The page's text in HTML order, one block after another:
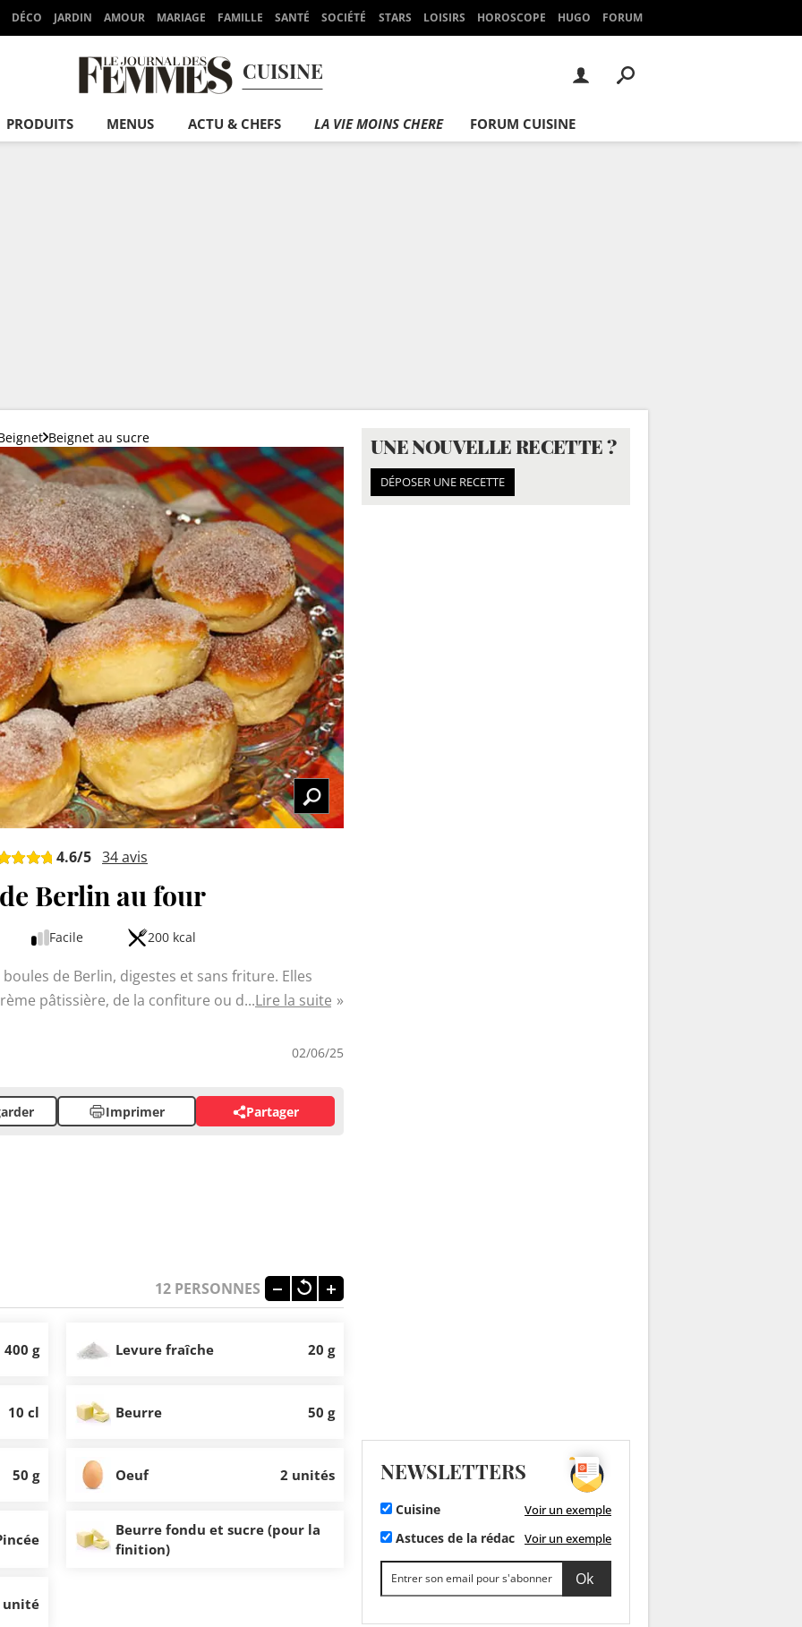
DÉCO JARDIN AMOUR MARIAGE FAMILLE SANTÉ SOCIÉTÉ STARS LOISIRS HOROSCOPE HUGO FORUM
CUISINE
PRODUITS MENUS ACTU & CHEFS LA VIE MOINS CHERE FORUM CUISINE
Beignet au sucre
4.6/5 34avis
Berlin au four
Facile 200 kcal
de Berlin, digestes et sans friture. Elles
pâtissière, de la confiture ou de la compote.
à préparer, elles sont idéales pour le
Lire la suite
02/06/25
Imprimer Partager
12 PERSONNES
400 g Levure fraîche 20 g
10 cl Beurre 50 g
50 g Oeuf 2 unités
Beurre fondu et sucre (pour la
finition)
unité
UNE NOUVELLE RECETTE ?
DÉPOSER UNE RECETTE
NEWSLETTERS
Cuisine Voir un exemple
Astuces de la rédac Voir un exemple